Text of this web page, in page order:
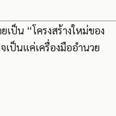
เป็น “โครงสร้างใหม่ของ
เป็นแค่เครื่องมืออำนวย